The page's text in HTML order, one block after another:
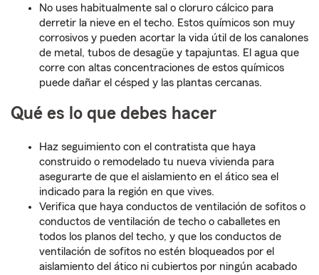
No uses habitualmente sal o cloruro cálcico para
derretir la nieve en el techo. Estos químicos son muy
corrosivos y pueden acortar la vida útil de los canalones
de metal, tubos de desagüe y tapajuntas. El agua que
corre con altas concentraciones de estos químicos
puede dañar el césped y las plantas cercanas.
Qué es lo que debes hacer
Haz seguimiento con el contratista que haya
construido o remodelado tu nueva vivienda para
asegurarte de que el aislamiento en el ático sea el
indicado para la región en que vives.
Verifica que haya conductos de ventilación de sofitos o
conductos de ventilación de techo o caballetes en
todos los planos del techo, y que los conductos de
ventilación de sofitos no estén bloqueados por el
aislamiento del ático ni cubiertos por ningún acabado